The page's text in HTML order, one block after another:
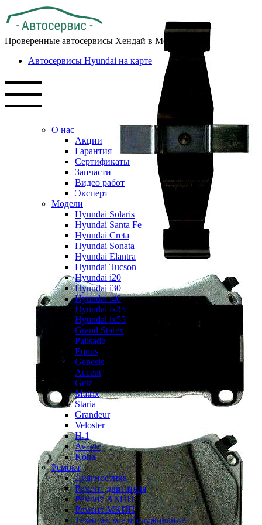
Проверенные автосервисы Хендай в Москве
Автосервисы Hyundai на карте
О нас
Акции
Гарантия
Сертификаты
Запчасти
Видео работ
Эксперт
Модели
Hyundai Solaris
Hyundai Santa Fe
Hyundai Creta
Hyundai Sonata
Hyundai Elantra
Hyundai Tucson
Hyundai i20
Hyundai i30
Hyundai i40
Hyundai ix35
Hyundai ix55
Grand Starex
Palisade
Equus
Genesis
Accent
Getz
Matrix
Staria
Grandeur
Veloster
H-1
Avante
Kona
Ремонт
Диагностика
Ремонт двигателя
Ремонт АКПП
Ремонт МКПП
Техническое обслуживание